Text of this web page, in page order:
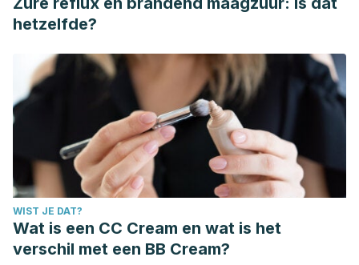
hetzelfde?
WIST JE DAT?
Wat is een CC Cream en wat is het
verschil met een BB Cream?